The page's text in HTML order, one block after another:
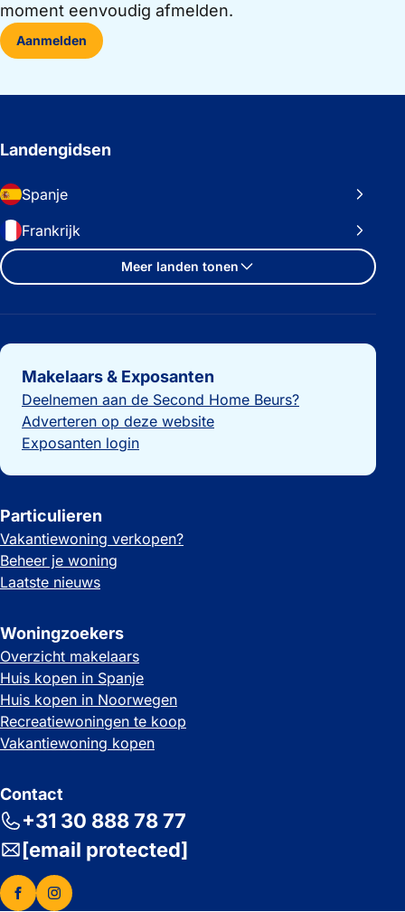
moment eenvoudig afmelden.
Aanmelden
Landengidsen
Spanje
Frankrijk
Meer landen tonen
Belangrijke links
Makelaars & Exposanten
Deelnemen aan de Second Home Beurs?
Adverteren op deze website
Exposanten login
Particulieren
Vakantiewoning verkopen?
Beheer je woning
Laatste nieuws
Woningzoekers
Overzicht makelaars
Huis kopen in Spanje
Huis kopen in Noorwegen
Recreatiewoningen te koop
Vakantiewoning kopen
Contact
+31 30 888 78 77
[email protected]